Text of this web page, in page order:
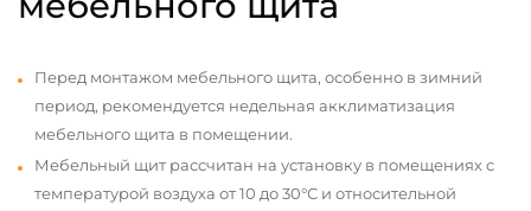
Перед монтажом мебельного щита, особенно в зимний
период, рекомендуется недельная акклиматизация
мебельного щита в помещении.
Мебельный щит рассчитан на установку в помещениях с
температурой воздуха от 10 до 30°С и относительной